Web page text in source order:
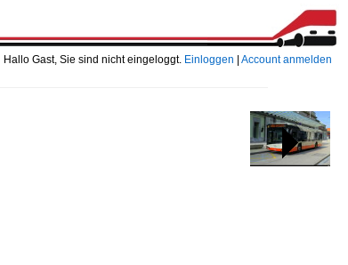
Hallo Gast, Sie sind nicht eingeloggt. Einloggen Account anmelden